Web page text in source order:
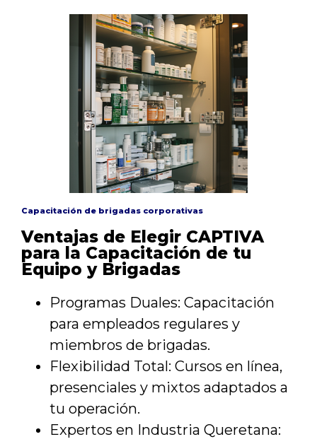
Capacitación de brigadas corporativas
Ventajas de Elegir CAPTIVA
para la Capacitación de tu
Equipo y Brigadas
Programas Duales: Capacitación
para empleados regulares y
miembros de brigadas.
Flexibilidad Total: Cursos en línea,
presenciales y mixtos adaptados a
tu operación.
Expertos en Industria Queretana: